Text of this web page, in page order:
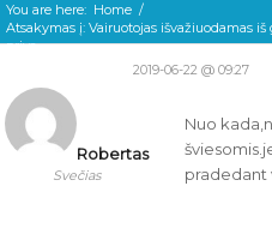
You are here: Home /
Atsakymas į: Vairuotojas išvažiuodamas
priva...
2019-06-22 @ 09:27
Robertas
Svečias
Nuo
pradedant